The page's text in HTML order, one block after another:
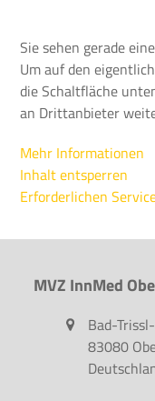
Sie sehen gerade
Um auf den
die Schaltfläche
an Drittanbieter
Mehr Informationen
Inhalt entsperren
Erforderlichen
MVZ InnMed
Bad-
83080